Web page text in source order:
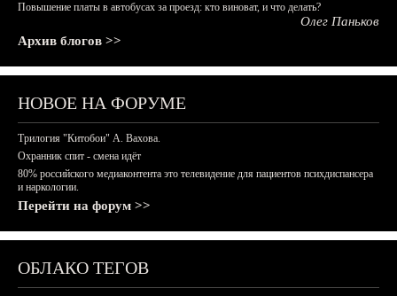
Повышение платы в автобусах за проезд: кто виноват, и что делать?
Олег Паньков
Архив блогов >>
НОВОЕ НА ФОРУМЕ
Трилогия "Китобои" А. Вахова.
Охранник спит - смена идёт
80% российского медиаконтента это телевидение для пациентов психдиспансера
и наркологии.
Перейти на форум >>
ОБЛАКО ТЕГОВ